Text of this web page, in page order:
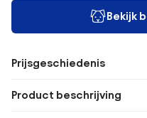
Bekijk
Prijsgeschiedenis
Product beschrijving